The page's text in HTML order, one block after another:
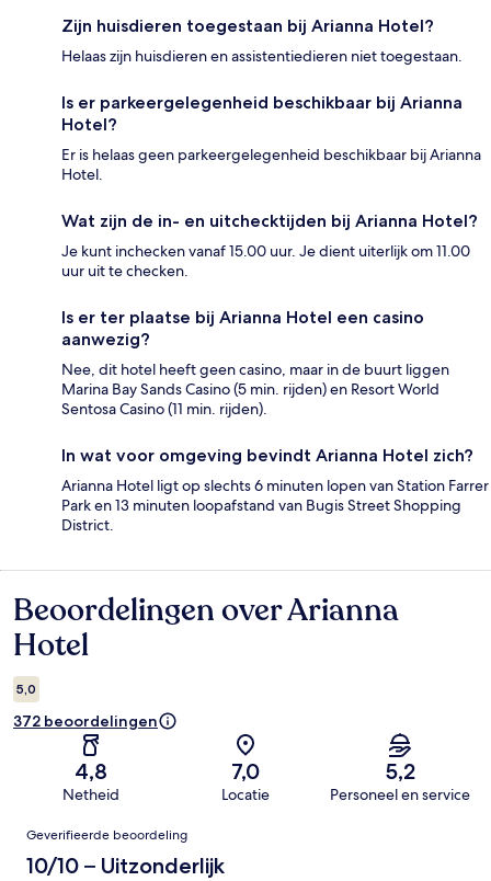
Zijn huisdieren toegestaan bij Arianna Hotel?
Helaas zijn huisdieren en assistentiedieren niet toegestaan.
Is er parkeergelegenheid beschikbaar bij Arianna
Hotel?
Er is helaas geen parkeergelegenheid beschikbaar bij Arianna
Hotel.
Wat zijn de in- en uitchecktijden bij Arianna Hotel?
Je kunt inchecken vanaf 15.00 uur. Je dient uiterlijk om 11.00
uur uit te checken.
Is er ter plaatse bij Arianna Hotel een casino
aanwezig?
Nee, dit hotel heeft geen casino, maar in de buurt liggen
Marina Bay Sands Casino (5 min. rijden) en Resort World
Sentosa Casino (11 min. rijden).
In wat voor omgeving bevindt Arianna Hotel zich?
Arianna Hotel ligt op slechts 6 minuten lopen van Station Farrer
Park en 13 minuten loopafstand van Bugis Street Shopping
District.
Beoordelingen
Beoordelingen over Arianna
Hotel
5,0
372 beoordelingen
4,8
Netheid
7,0
Locatie
5,2
Personeel en service
Beoordelingen
Geverifieerde beoordeling
10/10 – Uitzonderlijk